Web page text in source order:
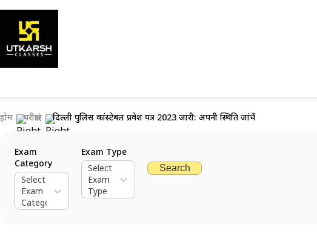
होम परीक्षाएं दिल्ली पुलिस कांस्टेबल प्रवेश पत्र 2023 जारी: अपनी स्थिति जांचें
Exam
Category
Select
Exam
Category
Exam Type
Select
Exam
Type
Search